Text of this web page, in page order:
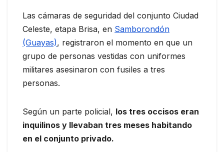
Las cámaras de seguridad del conjunto Ciudad
Celeste, etapa Brisa, en Samborondón
(Guayas), registraron el momento en que un
grupo de personas vestidas con uniformes
militares asesinaron con fusiles a tres
personas.
Según un parte policial, los tres occisos eran
inquilinos y llevaban tres meses habitando
en el conjunto privado.